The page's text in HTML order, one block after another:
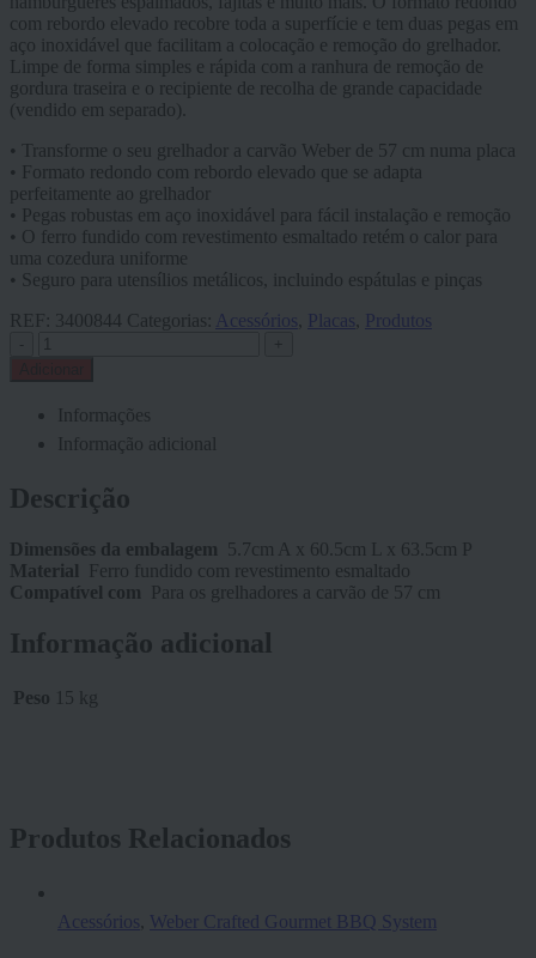
com rebordo elevado recobre toda a superfície e tem duas pegas em
aço inoxidável que facilitam a colocação e remoção do grelhador.
Limpe de forma simples e rápida com a ranhura de remoção de
gordura traseira e o recipiente de recolha de grande capacidade
(vendido em separado).
• Transforme o seu grelhador a carvão Weber de 57 cm numa placa
• Formato redondo com rebordo elevado que se adapta
perfeitamente ao grelhador
• Pegas robustas em aço inoxidável para fácil instalação e remoção
• O ferro fundido com revestimento esmaltado retém o calor para
uma cozedura uniforme
• Seguro para utensílios metálicos, incluindo espátulas e pinças
REF:
3400844 Categorias: Acessórios Placas Produtos
-
Informações
Informação adicional
Descrição
Dimensões da embalagem 5.7cm A x 60.5cm L x 63.5cm P
Material
Ferro fundido com revestimento esmaltado
Compatível com Para os grelhadores a carvão de 57 cm
Informação adicional
Peso 15 kg
Produtos Relacionados
Acessórios Weber Crafted Gourmet BBQ System